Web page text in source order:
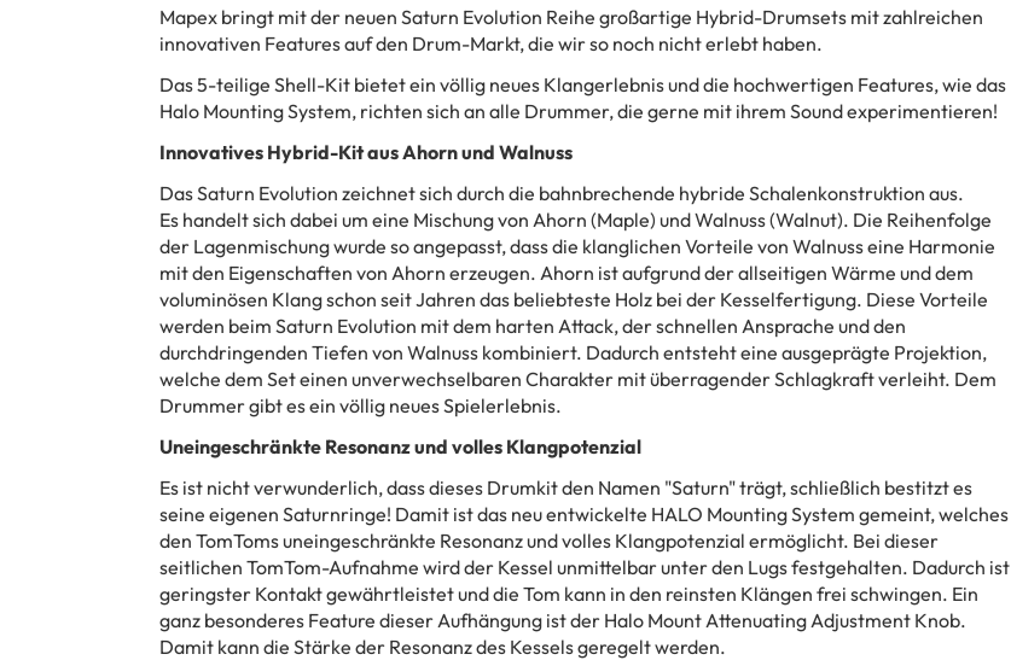
Mapex bringt mit der neuen Saturn Evolution Reihe großartige Hybrid-Drumsets mit zahlreichen
innovativen Features auf den Drum-Markt, die wir so noch nicht erlebt haben.
Das 5-teilige Shell-Kit bietet ein völlig neues Klangerlebnis und die hochwertigen Features, wie das
Halo Mounting System, richten sich an alle Drummer, die gerne mit ihrem Sound experimentieren!
Innovatives Hybrid-Kit aus Ahorn und Walnuss
Das Saturn Evolution zeichnet sich durch die bahnbrechende hybride Schalenkonstruktion aus.
Es handelt sich dabei um eine Mischung von Ahorn (Maple) und Walnuss (Walnut). Die Reihenfolge
der Lagenmischung wurde so angepasst, dass die klanglichen Vorteile von Walnuss eine Harmonie
mit den Eigenschaften von Ahorn erzeugen. Ahorn ist aufgrund der allseitigen Wärme und dem
voluminösen Klang schon seit Jahren das beliebteste Holz bei der Kesselfertigung. Diese Vorteile
werden beim Saturn Evolution mit dem harten Attack, der schnellen Ansprache und den
durchdringenden Tiefen von Walnuss kombiniert. Dadurch entsteht eine ausgeprägte Projektion,
welche dem Set einen unverwechselbaren Charakter mit überragender Schlagkraft verleiht. Dem
Drummer gibt es ein völlig neues Spielerlebnis.
Uneingeschränkte Resonanz und volles Klangpotenzial
Es ist nicht verwunderlich, dass dieses Drumkit den Namen "Saturn" trägt, schließlich bestitzt es
seine eigenen Saturnringe! Damit ist das neu entwickelte HALO Mounting System gemeint, welches
den TomToms uneingeschränkte Resonanz und volles Klangpotenzial ermöglicht. Bei dieser
seitlichen TomTom-Aufnahme wird der Kessel unmittelbar unter den Lugs festgehalten. Dadurch ist
geringster Kontakt gewährtleistet und die Tom kann in den reinsten Klängen frei schwingen. Ein
ganz besonderes Feature dieser Aufhängung ist der Halo Mount Attenuating Adjustment Knob.
Damit kann die Stärke der Resonanz des Kessels geregelt werden.